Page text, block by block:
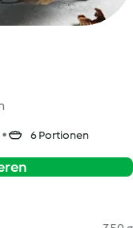
6 Portionen